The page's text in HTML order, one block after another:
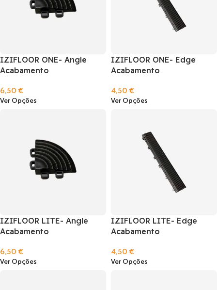
IZIFLOOR ONE- Angle
Acabamento
6,50€
Ver Opções
IZIFLOOR ONE- Edge
Acabamento
4,50€
Ver Opções
IZIFLOOR LITE- Angle
Acabamento
6,50€
Ver Opções
IZIFLOOR LITE- Edge
Acabamento
4,50€
Ver Opções